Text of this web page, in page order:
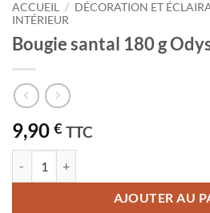
ACCUEIL / DÉCORATION ET
INTÉRIEUR
Bougie santal 180 g
9,90 € TTC
AJOUTER AU